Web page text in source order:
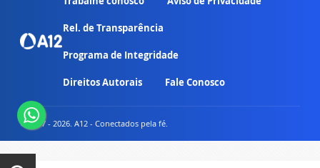
Rel. de Transparência
Programa de Integridade
Direitos Autorais Fale Conosco
© 2007 - 2026. A12 - Conectados pela fé.